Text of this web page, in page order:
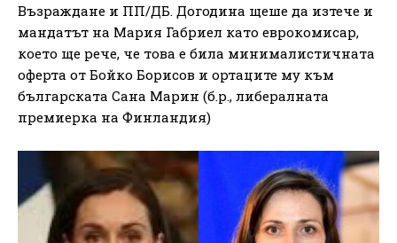
Възраждане и ПП/ДБ. Догодина щеше да изтече и
мандатът на Мария Габриел като еврокомисар,
което ще рече, че това е била минималистичната
оферта от Бойко Борисов и ортаците му към
българската Сана Марин (б.р., либералната
премиерка на Финландия)